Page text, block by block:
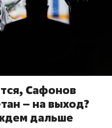
Сафонов
– на выход?
дальше